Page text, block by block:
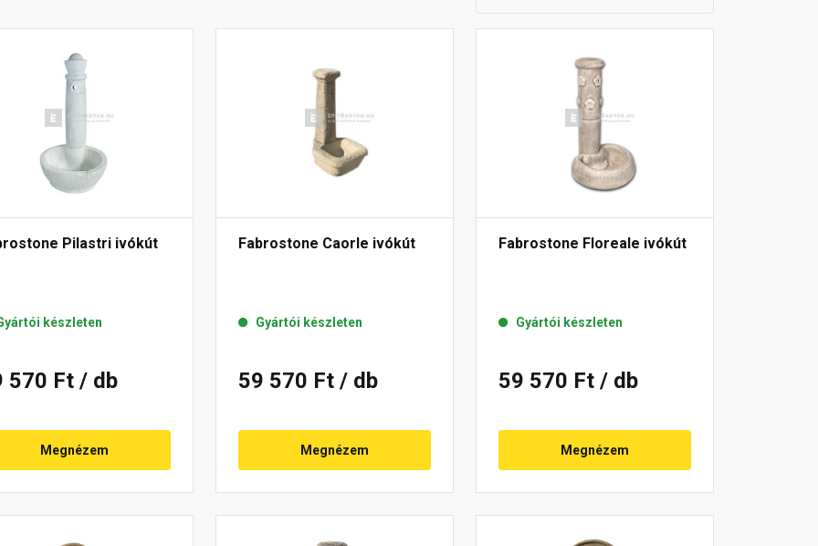
Pilastri ivókút
készleten
570 Ft / db
Megnézem
Fabrostone Caorle ivókút
Gyártói készleten
59 570 Ft / db
Megnézem
Fabrostone Floreale ivókút
Gyártói készleten
59 570 Ft / db
Megnézem